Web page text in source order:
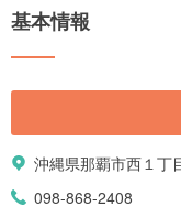
基本情報
沖縄県那覇市西１丁
098-868-2408